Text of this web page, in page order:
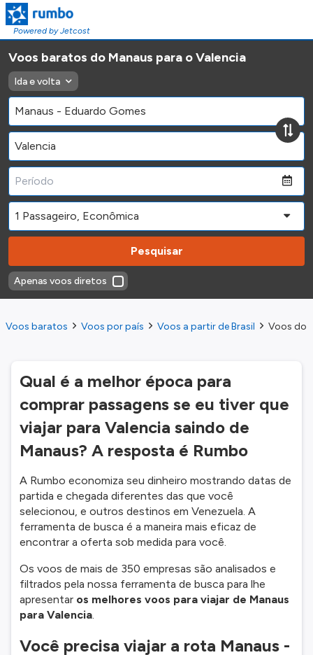
Powered by Jetcost
Voos baratos do Manaus para o Valencia
Ida e volta
Pesquisar
Apenas voos diretos
Voos baratos Voos por país Voos a partir de Brasil Voos do
Qual é a melhor época para
comprar passagens se eu tiver que
viajar para Valencia saindo de
Manaus? A resposta é Rumbo
A Rumbo economiza seu dinheiro mostrando datas de
partida e chegada diferentes das que você
selecionou, e outros destinos em Venezuela. A
ferramenta de busca é a maneira mais eficaz de
encontrar a oferta sob medida para você.
Os voos de mais de 350 empresas são analisados e
filtrados pela nossa ferramenta de busca para lhe
apresentar os melhores voos para viajar de Manaus
para Valencia.
Você precisa viajar a rota Manaus -